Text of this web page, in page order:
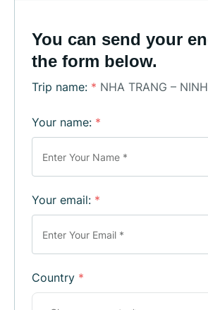
You can send your
the form below.
Trip name: * NHA TRANG –
Your name: *
Your email: *
Country *